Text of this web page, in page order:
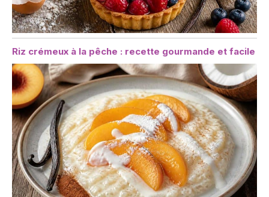
Riz crémeux à la pêche : recette gourmande et facile